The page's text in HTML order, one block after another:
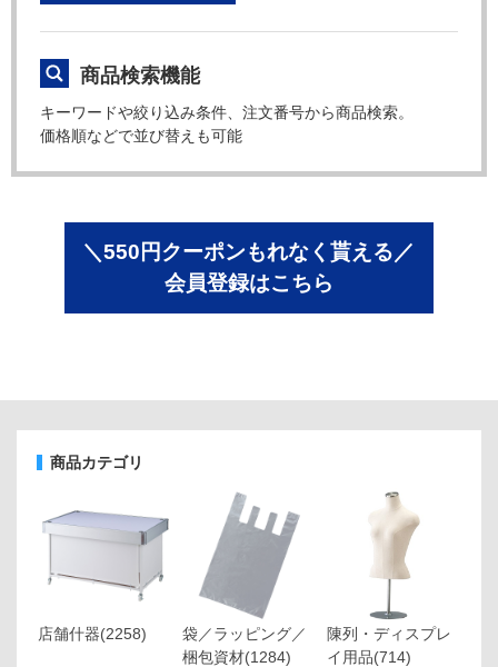
商品検索機能
キーワードや絞り込み条件、注文番号から商品検索。
価格順などで並び替えも可能
＼550円クーポンもれなく貰える／
会員登録はこちら
商品カテゴリ
店舗什器(2258)
袋／ラッピング／
梱包資材(1284)
陳列・ディスプレ
イ用品(714)